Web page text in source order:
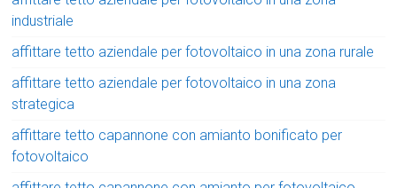
industriale
affittare tetto aziendale per fotovoltaico in una zona rurale
affittare tetto aziendale per fotovoltaico in una zona
strategica
affittare tetto capannone con amianto bonificato per
fotovoltaico